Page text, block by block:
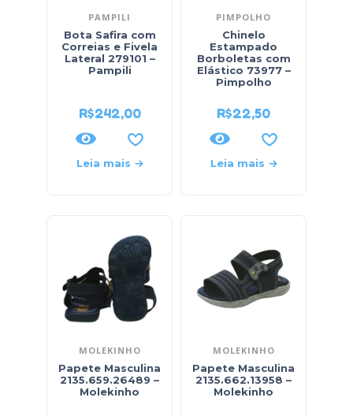
PAMPILI
Bota Safira com
Correias e Fivela
Lateral 279101 –
Pampili
R$242,00
Leia mais
PIMPOLHO
Chinelo
Estampado
Borboletas com
Elástico 73977 –
Pimpolho
R$22,50
Leia mais
MOLEKINHO
Papete Masculina
2135.659.26489 –
Molekinho
MOLEKINHO
Papete Masculina
2135.662.13958 –
Molekinho